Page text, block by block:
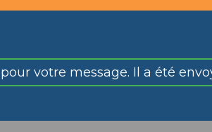
votre message. Il a été